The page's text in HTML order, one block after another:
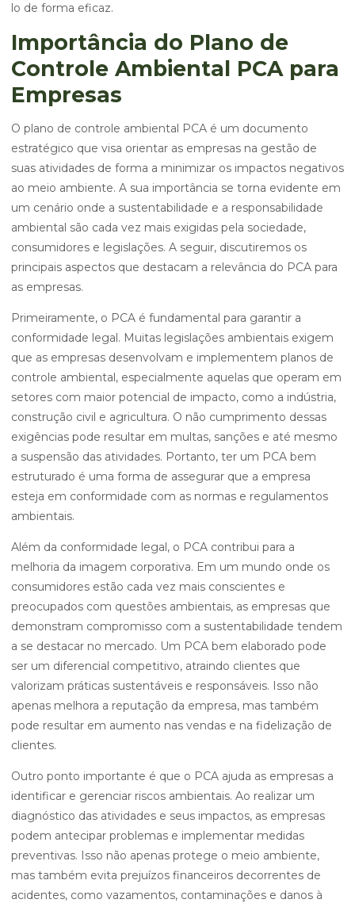
lo de forma eficaz.
Importância do Plano de
Controle Ambiental PCA para
Empresas
O plano de controle ambiental PCA é um documento
estratégico que visa orientar as empresas na gestão de
suas atividades de forma a minimizar os impactos negativos
ao meio ambiente. A sua importância se torna evidente em
um cenário onde a sustentabilidade e a responsabilidade
ambiental são cada vez mais exigidas pela sociedade,
consumidores e legislações. A seguir, discutiremos os
principais aspectos que destacam a relevância do PCA para
as empresas.
Primeiramente, o PCA é fundamental para garantir a
conformidade legal. Muitas legislações ambientais exigem
que as empresas desenvolvam e implementem planos de
controle ambiental, especialmente aquelas que operam em
setores com maior potencial de impacto, como a indústria,
construção civil e agricultura. O não cumprimento dessas
exigências pode resultar em multas, sanções e até mesmo
a suspensão das atividades. Portanto, ter um PCA bem
estruturado é uma forma de assegurar que a empresa
esteja em conformidade com as normas e regulamentos
ambientais.
Além da conformidade legal, o PCA contribui para a
melhoria da imagem corporativa. Em um mundo onde os
consumidores estão cada vez mais conscientes e
preocupados com questões ambientais, as empresas que
demonstram compromisso com a sustentabilidade tendem
a se destacar no mercado. Um PCA bem elaborado pode
ser um diferencial competitivo, atraindo clientes que
valorizam práticas sustentáveis e responsáveis. Isso não
apenas melhora a reputação da empresa, mas também
pode resultar em aumento nas vendas e na fidelização de
clientes.
Outro ponto importante é que o PCA ajuda as empresas a
identificar e gerenciar riscos ambientais. Ao realizar um
diagnóstico das atividades e seus impactos, as empresas
podem antecipar problemas e implementar medidas
preventivas. Isso não apenas protege o meio ambiente,
mas também evita prejuízos financeiros decorrentes de
acidentes, como vazamentos, contaminações e danos à